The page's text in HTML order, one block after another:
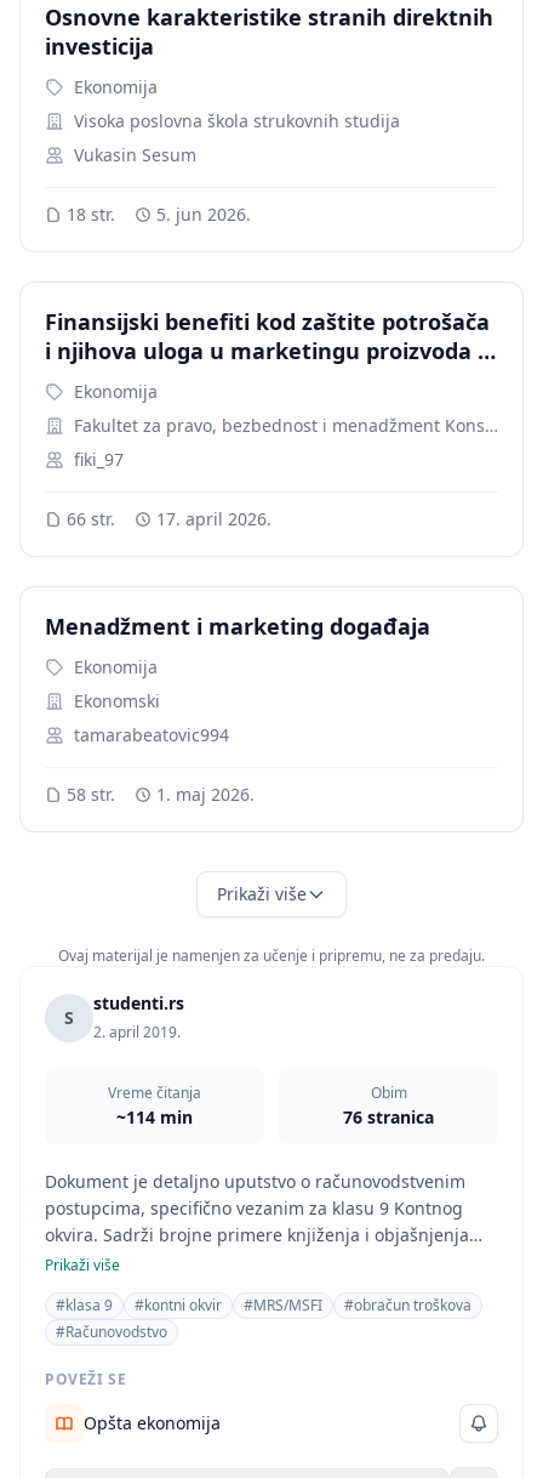
Osnovne karakteristike stranih direktnih
investicija
Ekonomija
Visoka poslovna škola strukovnih studija
Vukasin Sesum
18 str. 5. jun 2026.
Finansijski benefiti kod zaštite potrošača
i njihova uloga u marketingu proizvoda i
uslugaEkonomija
Fakultet za pravo, bezbednost i menadžment Konstantin Veliki
fiki_97
66 str. 17. april 2026.
Menadžment i marketing događaja
Ekonomija
Ekonomski
tamarabeatovic994
58 str. 1. maj 2026.
Prikaži više
Ovaj materijal je namenjen za učenje i pripremu, ne za predaju.
S
studenti.rs
2. april 2019.
Vreme čitanja
~114 min
Obim
76 stranica
Dokument je detaljno uputstvo o računovodstvenim
postupcima, specifično vezanim za klasu 9 Kontnog
okvira. Sadrži brojne primere knjiženja i objašnjenja
zakonskih propisa, što ukazuje na skriptu ili sličan oblik
edukativnog materijala. Sadržaj je direktno vezan za
ekonomiju i računovodstvo.
Prikaži više
#klasa 9
#kontni okvir #MRS/MSFI
#obračun troškova
#Računovodstvo
POVEŽI SE
Opšta ekonomija